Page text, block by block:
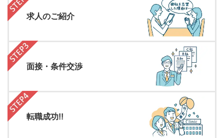
求人のご紹介
面接・条件交渉
転職成功!!